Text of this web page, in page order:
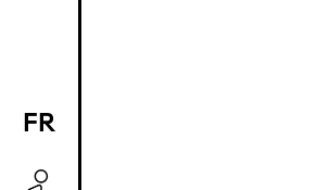
FR
EN